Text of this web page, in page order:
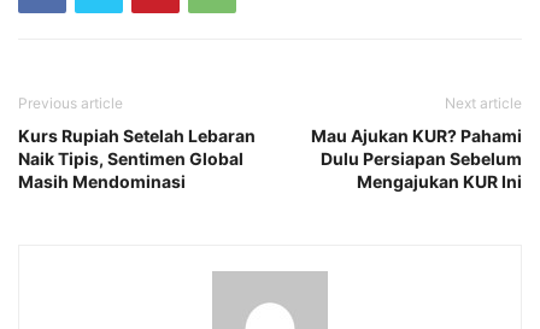
Previous article
Kurs Rupiah Setelah Lebaran
Naik Tipis, Sentimen Global
Masih Mendominasi
Next article
Mau Ajukan KUR? Pahami
Dulu Persiapan Sebelum
Mengajukan KUR Ini